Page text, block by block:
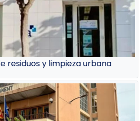
residuos y limpieza urbana